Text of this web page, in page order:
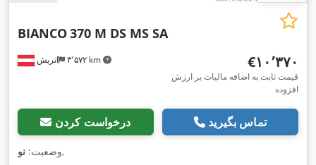
اتریش ۳٬۵۷۲ km
BIANCO370 M DS MS SA
‎€۱۰٬۳۷۰
قیمت ثابت به اضافه مالیات بر ارزش
افزوده
درخواست کردن تماس بگیرید
وضعیت: نو ,